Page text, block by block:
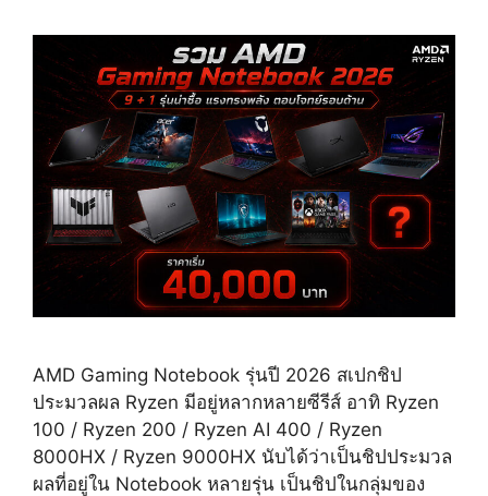
AMD Gaming Notebook รุ่นปี 2026 สเปกชิป
ประมวลผล Ryzen มีอยู่หลากหลายซีรีส์ อาทิ Ryzen
100 / Ryzen 200 / Ryzen AI 400 / Ryzen
8000HX / Ryzen 9000HX นับได้ว่าเป็นชิปประมวล
ผลที่อยู่ใน Notebook หลายรุ่น เป็นชิปในกลุ่มของ